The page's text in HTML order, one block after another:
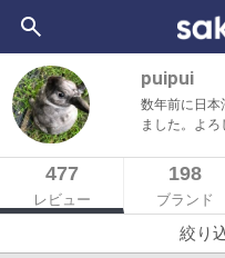
puipui
数年前に日本
ました。よろ
477
レビュー
198
ブランド
絞り